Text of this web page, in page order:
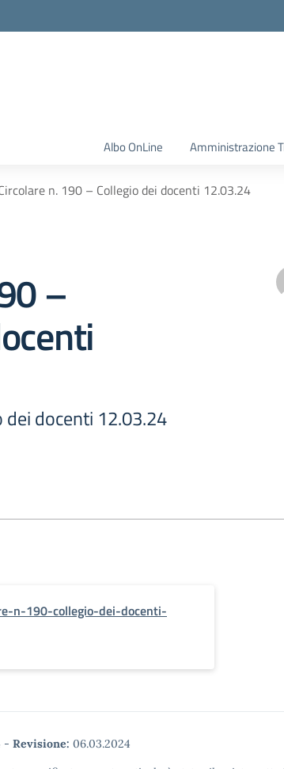
Albo OnLine Amministrazione
n. 190 – Collegio dei docenti 12.03.24
–
dei docenti 12.03.24
n-190-collegio-dei-docenti-
- Revisione: 06.03.2024